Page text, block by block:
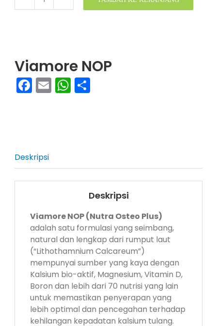
Kuantitas
Viamore NOP
Facebook
EmailWhatsApp
Deskripsi
Deskripsi
Viamore NOP (Nutra Osteo Plus)
adalah satu formulasi yang seimbang,
natural dan lengkap dari rumput laut
(“Lithothamnium Calcareum”)
mempunyai sumber yang kaya dengan
Kalsium bio-aktif, Magnesium, Vitamin D,
Boron dan lebih dari 70 nutrisi yang lain
untuk memastikan penyerapan yang
lebih optimal dan pencegahan terhadap
kehilangan kepadatan kalsium tulang.